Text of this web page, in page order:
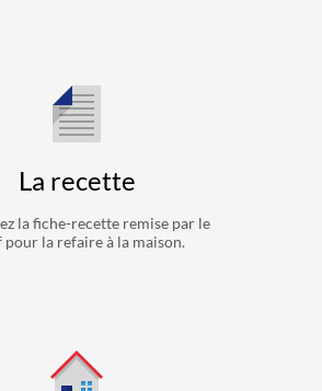
La recette
la fiche-recette remise par le
pour la refaire à la maison.